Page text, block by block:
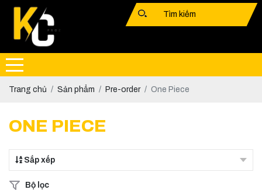
Trang chủ Sản phẩm Pre-order One Piece
ONE PIECE
Sắp xếp
Bộ lọc